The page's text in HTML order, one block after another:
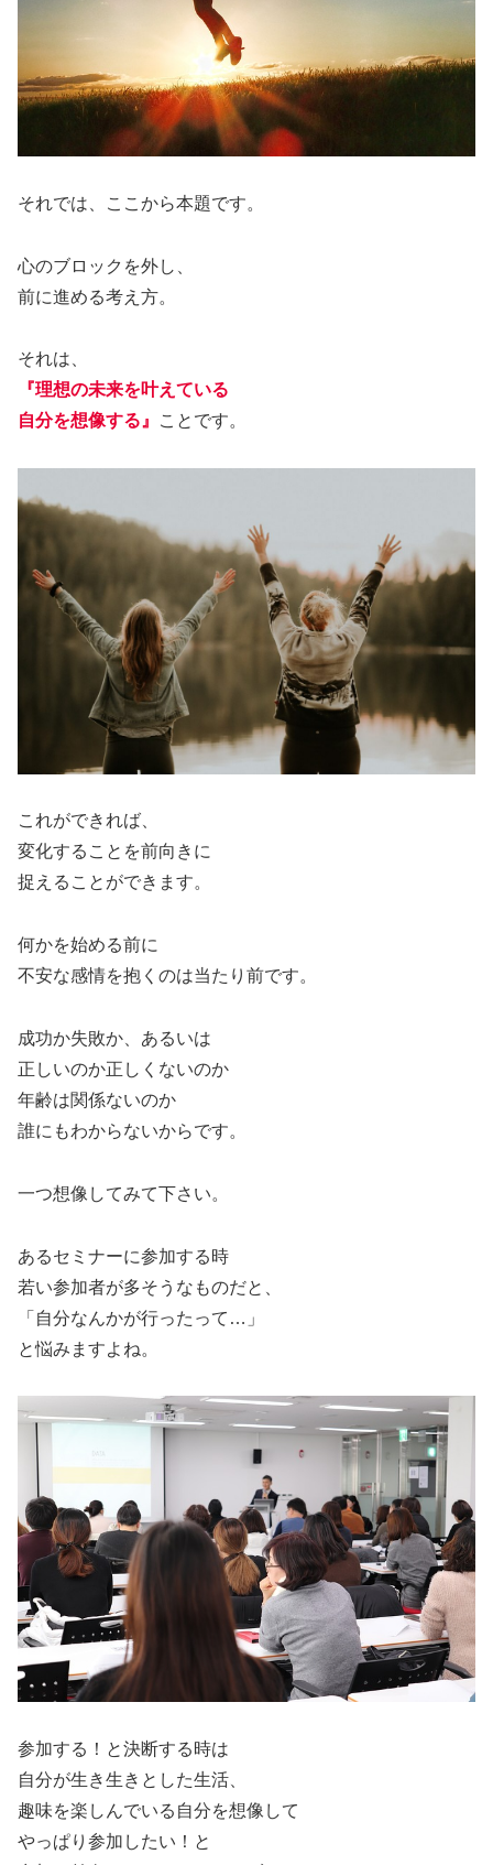
それでは、ここから本題です。
心のブロックを外し、
前に進める考え方。
それは、
『理想の未来を叶えている
自分を想像する』
ことです。
これができれば、
変化することを前向きに
捉えることができます。
何かを始める前に
不安な感情を抱くのは当たり前です。
成功か失敗か、あるいは
正しいのか正しくないのか
年齢は関係ないのか
誰にもわからないからです。
一つ想像してみて下さい。
あるセミナーに参加する時
若い参加者が多そうなものだと、
「自分なんかが行ったって…」
と悩みますよね。
参加する！と決断する時は
自分が生き生きとした生活、
趣味を楽しんでいる自分を想像して
やっぱり参加したい！と